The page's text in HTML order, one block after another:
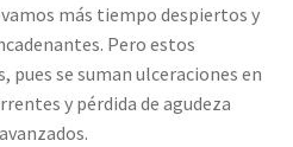
más tiempo despiertos y
Pero estos
pues se suman ulceraciones en
y pérdida de agudeza